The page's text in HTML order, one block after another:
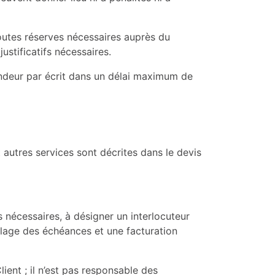
réserves nécessaires auprès du
nécessaires.
par écrit dans un délai maximum de
services sont décrites dans le devis
à désigner un interlocuteur
des échéances et une facturation
; il n’est pas responsable des